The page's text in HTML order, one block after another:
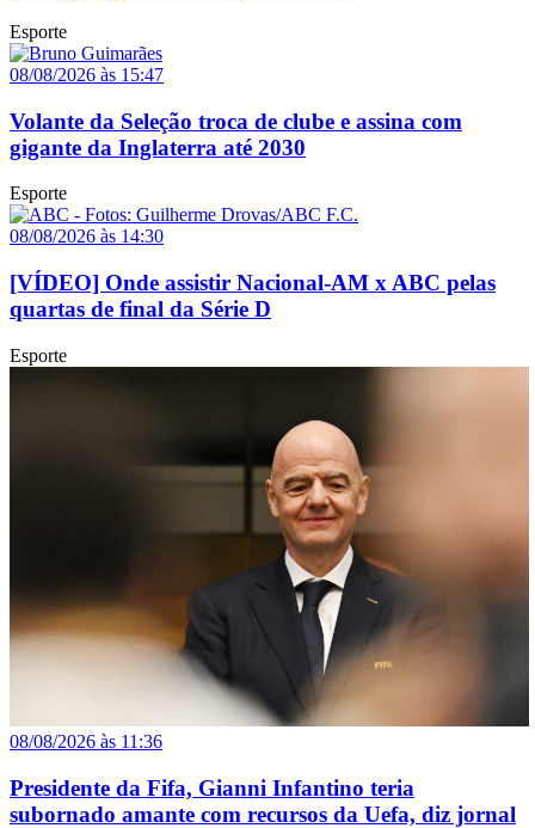
Esporte
08/08/2026 às 15:47
Volante da Seleção troca de clube e assina com
gigante da Inglaterra até 2030
Esporte
08/08/2026 às 14:30
[VÍDEO] Onde assistir Nacional-AM x ABC pelas
quartas de final da Série D
Esporte
08/08/2026 às 11:36
Presidente da Fifa, Gianni Infantino teria
subornado amante com recursos da Uefa, diz jornal